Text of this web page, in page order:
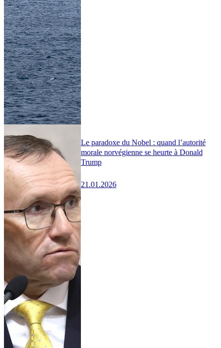
Le paradoxe du Nobel : quand l’autorité
morale norvégienne se heurte à Donald
Trump
21.01.2026